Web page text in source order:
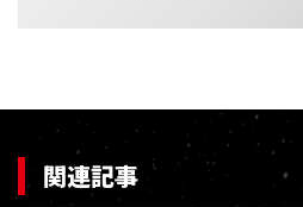
関連記事